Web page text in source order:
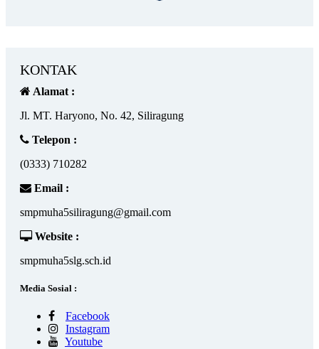
KONTAK
Alamat :
Jl. MT. Haryono, No. 42, Siliragung
Telepon :
(0333) 710282
Email :
smpmuha5siliragung@gmail.com
Website :
smpmuha5slg.sch.id
Media Sosial :
Facebook
Instagram
Youtube